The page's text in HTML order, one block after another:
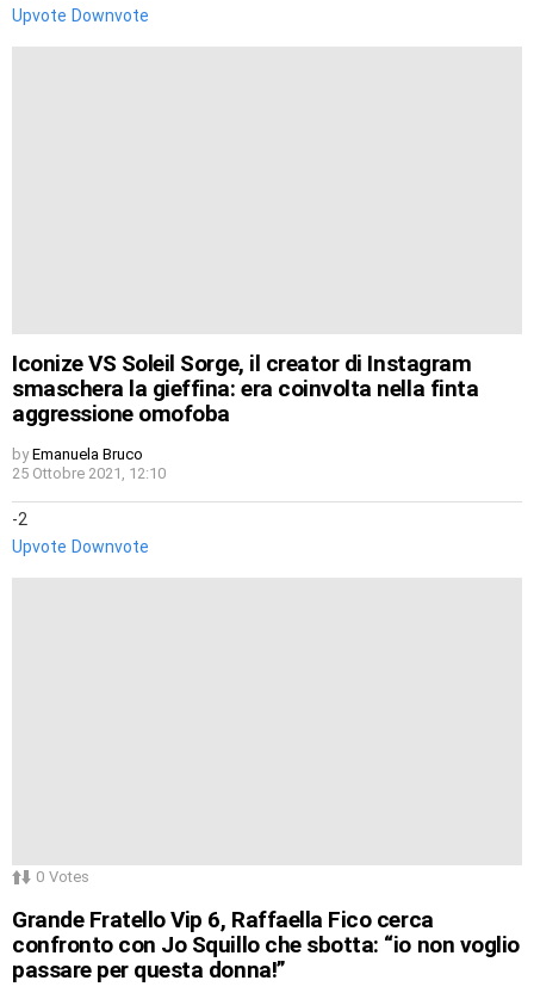
Upvote Downvote
Iconize VS Soleil Sorge, il creator di Instagram
smaschera la gieffina: era coinvolta nella finta
aggressione omofoba
by Emanuela Bruco
25 Ottobre 2021, 12:10
-2
Upvote Downvote
0 Votes
Grande Fratello Vip 6, Raffaella Fico cerca
confronto con Jo Squillo che sbotta: “io non voglio
passare per questa donna!”